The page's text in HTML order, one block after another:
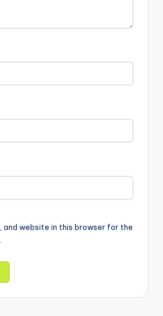
and website in this browser for the